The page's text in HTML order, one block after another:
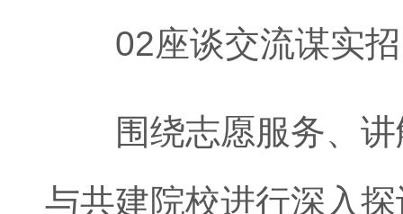
02座谈交流谋实招
围绕志愿服务、讲
与共建院校进行深入